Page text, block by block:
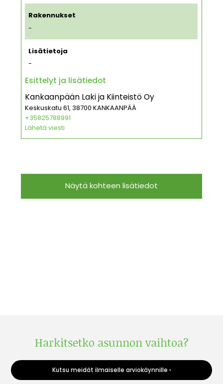
Rakennukset
-
Lisätietoja
-
Esittelyt ja lisätiedot
Kankaanpään Laki ja Kiinteistö Oy
Keskuskatu 61, 38700 KANKAANPÄÄ
+35825788991
Lähetä viesti
Näytä kohteen lisätiedot
Harkitsetko asunnon vaihtoa?
Kutsu meidät ilmaiselle arviokäynnille ›